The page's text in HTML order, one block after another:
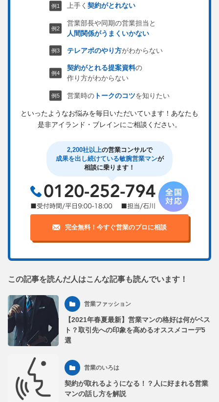
上手く契約がとれない
営業部長や同期の営業担当と
人間関係がうまくいかない
テレアポのやり方がわからない
契約がとれる提案資料の
作り方がわからない
営業時の トークのコツを知りたい
といったようなお悩みを毎日いただいています！ あなたも
是非アイランド・ブレインにご相談ください。
2,200社以上の営業コンサルで
成果を出し続けている敏腕営業マンが
相談に乗ります！
完全無料！今すぐ営業のプロに相談
この記事を読んだ人はこんな記事も読んでいます！
営業ファッション
【2021年春夏最新】営業マンの格好は何がベス
ト？取引先への印象を高めるオススメコーデ5
選
営業のいろは
契約が取れるようになる！？人に好まれる営業
マンの話し方を解説